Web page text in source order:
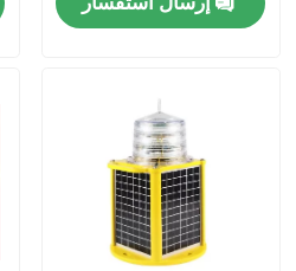
اطلب اقتباس
ضوء إعاقة الطيران
ضوء انسداد بالطاقة الشمسية
ضوء انسداد الطائرات